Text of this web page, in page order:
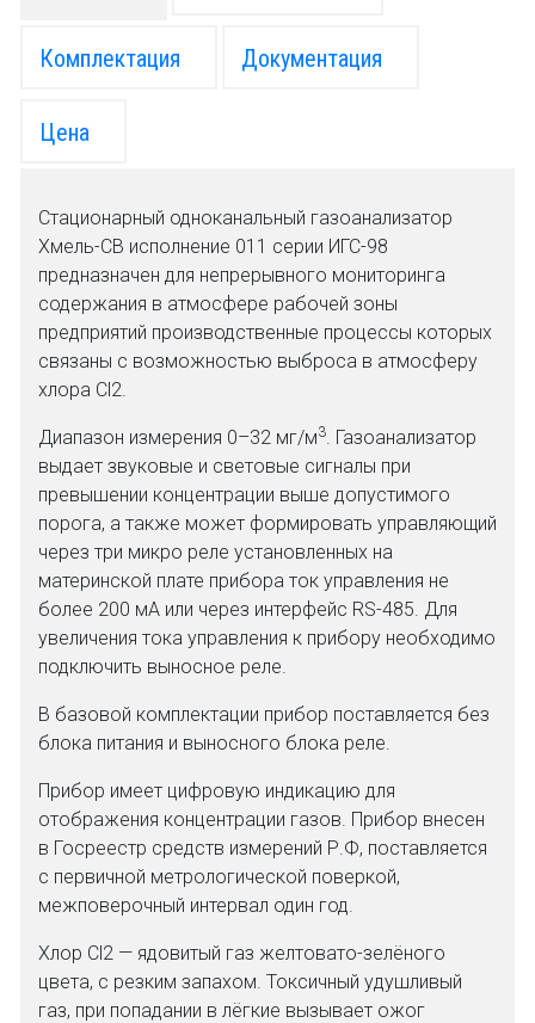
Комплектация Документация
Цена
Стационарный одноканальный газоанализатор
Хмель-СВ исполнение 011 серии ИГС-98
предназначен для непрерывного мониторинга
содержания в атмосфере рабочей зоны
предприятий производственные процессы которых
связаны с возможностью выброса в атмосферу
хлора Cl2.
Диапазон измерения 0–32 мг/м3. Газоанализатор
выдает звуковые и световые сигналы при
превышении концентрации выше допустимого
порога, а также может формировать управляющий
через три микро реле установленных на
материнской плате прибора ток управления не
более 200 мА или через интерфейс RS-485. Для
увеличения тока управления к прибору необходимо
подключить выносное реле.
В базовой комплектации прибор поставляется без
блока питания и выносного блока реле.
Прибор имеет цифровую индикацию для
отображения концентрации газов. Прибор внесен
в Госреестр средств измерений Р.Ф, поставляется
с первичной метрологической поверкой,
межповерочный интервал один год.
Хлор Cl2 — ядовитый газ желтовато-зелёного
цвета, с резким запахом. Токсичный удушливый
газ, при попадании в лёгкие вызывает ожог